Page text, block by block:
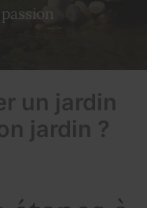
un jardin
jardin ?